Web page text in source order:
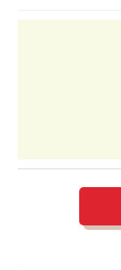
す。